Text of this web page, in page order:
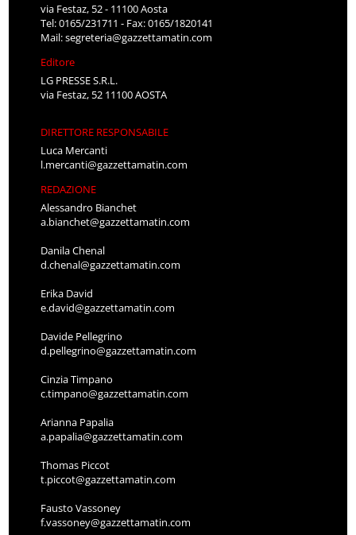
via Festaz, 52 - 11100 Aosta
Tel: 0165/231711 - Fax: 0165/1820141
Mail:segreteria@gazzettamatin.com
Editore
LG PRESSE S.R.L.
via Festaz, 52 11100 AOSTA
DIRETTORE RESPONSABILE
Luca Mercanti
l.mercanti@gazzettamatin.com
REDAZIONE
Alessandro Bianchet
a.bianchet@gazzettamatin.com
Danila Chenal
d.chenal@gazzettamatin.com
Erika David
e.david@gazzettamatin.com
Davide Pellegrino
d.pellegrino@gazzettamatin.com
Cinzia Timpano
c.timpano@gazzettamatin.com
Arianna Papalia
a.papalia@gazzettamatin.com
Thomas Piccot
t.piccot@gazzettamatin.com
Fausto Vassoney
f.vassoney@gazzettamatin.com